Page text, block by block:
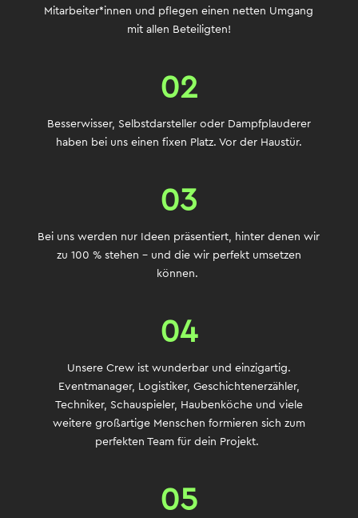
Mitarbeiter*innen und pflegen einen netten Umgang
mit allen Beteiligten!
02
Besserwisser, Selbstdarsteller oder Dampfplauderer
haben bei uns einen fixen Platz. Vor der Haustür.
03
Bei uns werden nur Ideen präsentiert, hinter denen wir
zu 100 % stehen – und die wir perfekt umsetzen
können.
04
Unsere Crew ist wunderbar und einzigartig.
Eventmanager, Logistiker, Geschichtenerzähler,
Techniker, Schauspieler, Haubenköche und viele
weitere großartige Menschen formieren sich zum
perfekten Team fürdein Projekt.
05